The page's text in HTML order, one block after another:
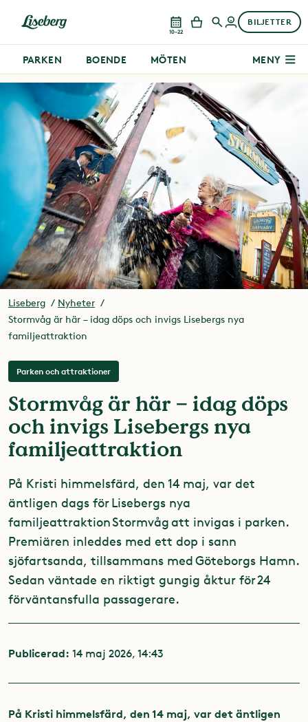
10–22
BILJETTER
PARKEN BOENDE MÖTEN MENY
Liseberg
Nyheter
Stormvåg är här – idag döps och invigs Lisebergs nya
familjeattraktion
Parken och attraktioner
Stormvåg är här – idag döps
och invigs Lisebergs nya
familjeattraktion
På Kristi himmelsfärd, den 14 maj, var det
äntligen dags för Lisebergs nya
familjeattraktion Stormvåg att invigas i parken.
Premiären inleddes med ett dop i sann
sjöfartsanda, tillsammans med Göteborgs Hamn.
Sedan väntade en riktigt gungig åktur för 24
förväntansfulla passagerare.
Publicerad: 14 maj 2026, 14:43
På Kristi himmelsfärd, den 14 maj, var det äntligen